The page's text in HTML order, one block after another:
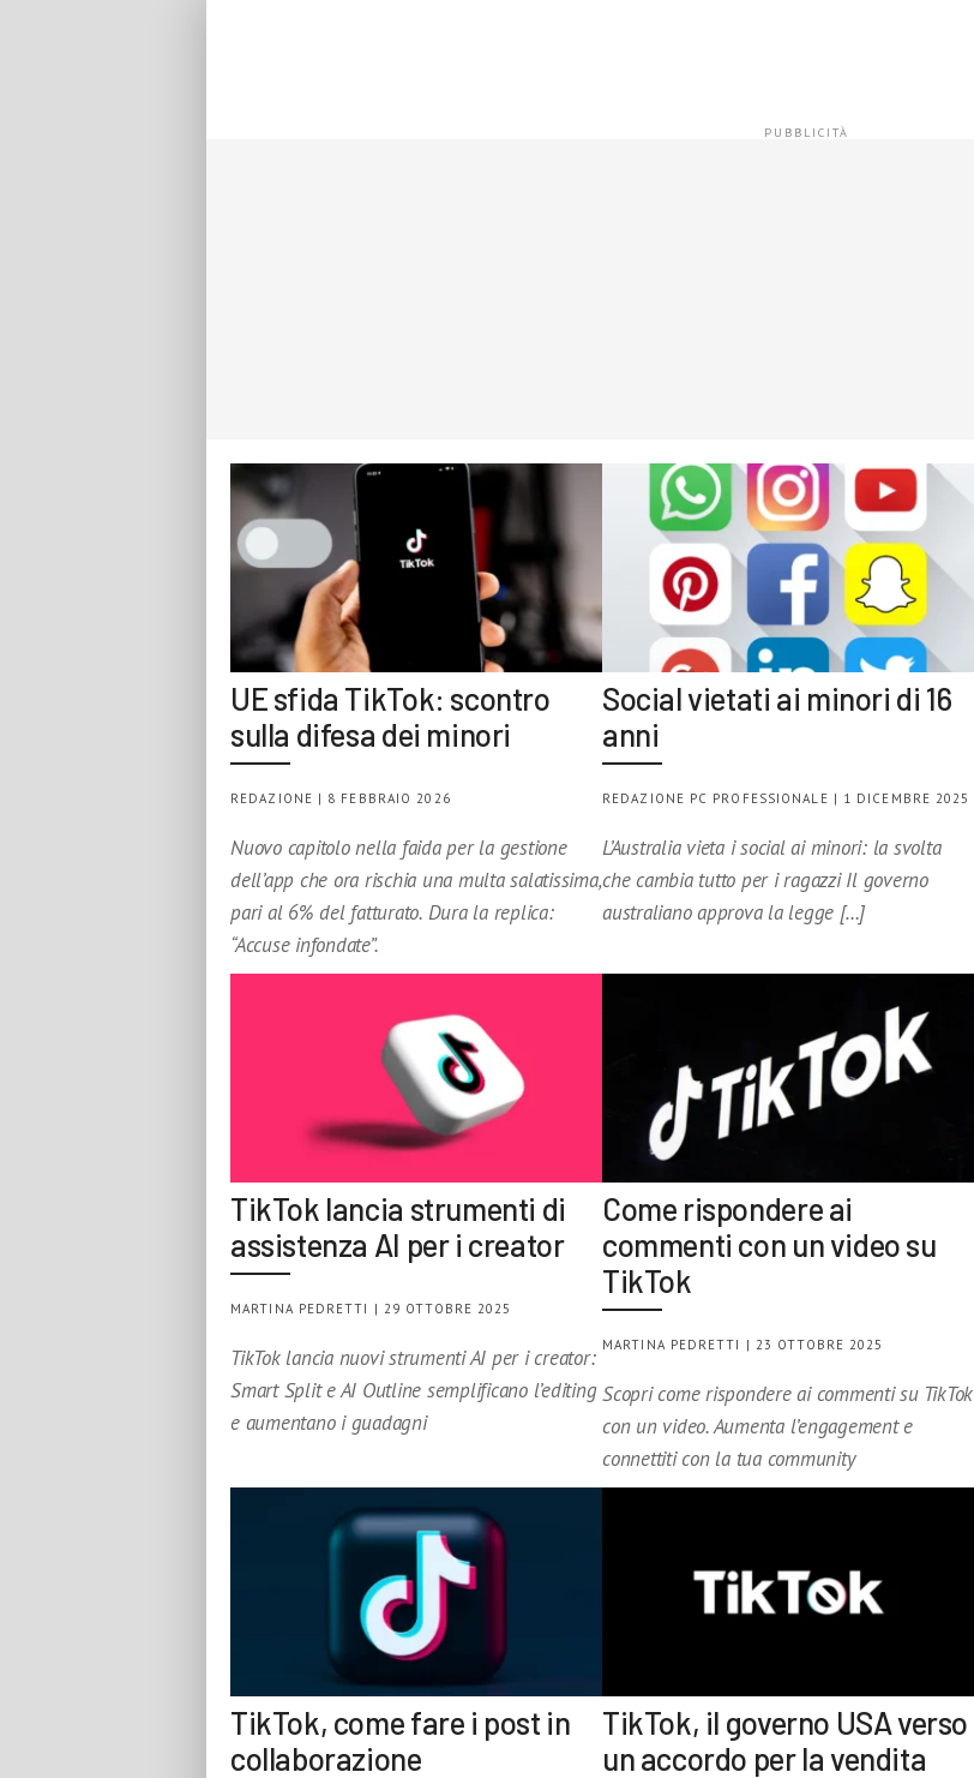
UE sfida TikTok: scontro
sulla difesa dei minori
REDAZIONE | 8 FEBBRAIO 2026
Nuovo capitolo nella faida per la gestione
dell’app che ora rischia una multa salatissima,
pari al 6% del fatturato. Dura la replica:
“Accuse infondate”.
Social vietati ai minori di 16
anni
REDAZIONE PC PROFESSIONALE | 1 DICEMBRE 2025
L’Australia vieta i social ai minori: la svolta
che cambia tutto per i ragazzi Il governo
australiano approva la legge […]
TikTok lancia strumenti di
assistenza AI per i creator
MARTINA PEDRETTI | 29 OTTOBRE 2025
TikTok lancia nuovi strumenti AI per i creator:
Smart Split e AI Outline semplificano l’editing
e aumentano i guadagni
Come rispondere ai
commenti con un video su
TikTok
MARTINA PEDRETTI | 23 OTTOBRE 2025
Scopri come rispondere ai commenti su TikTok
con un video. Aumenta l’engagement e
connettiti con la tua community
TikTok, come fare i post in
collaborazione
TikTok, il governo USA verso
un accordo per la vendita